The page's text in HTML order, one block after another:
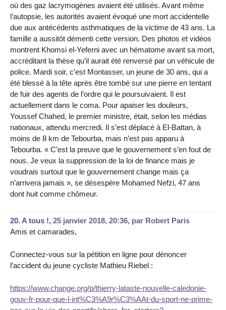
où des gaz lacrymogènes avaient été utilisés. Avant même
l’autopsie, les autorités avaient évoqué une mort accidentelle
due aux antécédents asthmatiques de la victime de 43 ans. La
famille a aussitôt démenti cette version. Des photos et vidéos
montrent Khomsi el-Yeferni avec un hématome avant sa mort,
accréditant la thèse qu’il aurait été renversé par un véhicule de
police. Mardi soir, c’est Montasser, un jeune de 30 ans, qui a
été blessé à la tête après être tombé sur une pierre en tentant
de fuir des agents de l’ordre qui le poursuivaient. Il est
actuellement dans le coma. Pour apaiser les douleurs,
Youssef Chahed, le premier ministre, était, selon les médias
nationaux, attendu mercredi. Il s’est déplacé à El-Battan, à
moins de 8 km de Tebourba, mais n’est pas apparu à
Tebourba. « C’est la preuve que le gouvernement s’en fout de
nous. Je veux la suppression de la loi de finance mais je
voudrais surtout que le gouvernement change mais ça
n’arrivera jamais », se désespère Mohamed Nefzi, 47 ans
dont huit comme chômeur.
20. A tous !, 25 janvier 2018, 20:36, par Robert Paris
Amis et camarades,
Connectez-vous sur la pétition en ligne pour dénoncer
l’accident du jeune cycliste Mathieu Riebel :
https://www.change.org/p/thierry-lataste-nouvelle-caledonie-
gouv-fr-pour-que-l-int%C3%A9r%C3%AAt-du-sport-ne-prime-